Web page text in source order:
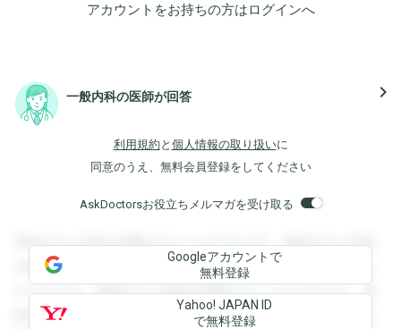
アカウントをお持ちの方はログインへ
一般内科の医師が回答 navigate_next
利用規約 と 個人情報の取り扱いに
同意のうえ、無料会員登録をしてください
AskDoctorsお役立ちメルマガを受け取る
登録すると回答を閲覧することができます。登録すると回答
を閲覧することができます。登録すると回答を閲覧すること
ができます。登録すると回答を閲覧することができます。登
録すると回答を閲覧することができます。登録すると回答を
Googleアカウントで
無料登録
Yahoo! JAPAN ID
で無料登録